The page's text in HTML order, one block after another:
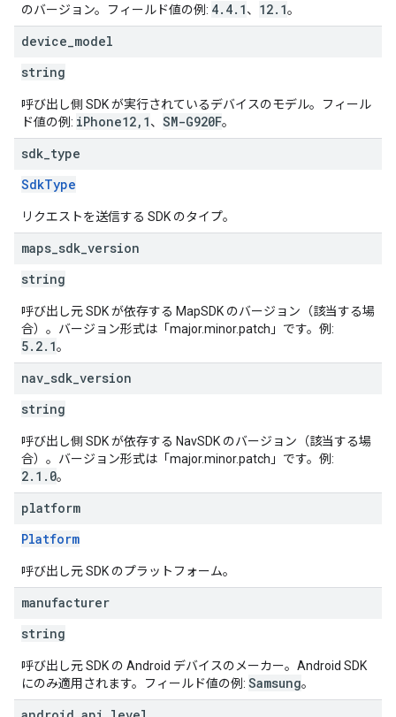
のバージョン。フィールド値の例: 4.4.1、 12.1。
device model
string
呼び出し側 SDK が実行されているデバイスのモデル。フィール
ド値の例: iPhone12,1、 SM-G920F。
sdk type
SdkType
リクエストを送信する SDK のタイプ。
maps sdk version
string
呼び出し元 SDK が依存する MapSDK のバージョン（該当する場
合）。バージョン形式は「major.minor.patch」です。例:
5.2.1。
nav sdk version
string
呼び出し側 SDK が依存する NavSDK のバージョン（該当する場
合）。バージョン形式は「major.minor.patch」です。例:
2.1.0。
platform
Platform
呼び出し元 SDK のプラットフォーム。
manufacturer
string
呼び出し元 SDK の Android デバイスのメーカー。Android SDK
にのみ適用されます。フィールド値の例: Samsung。